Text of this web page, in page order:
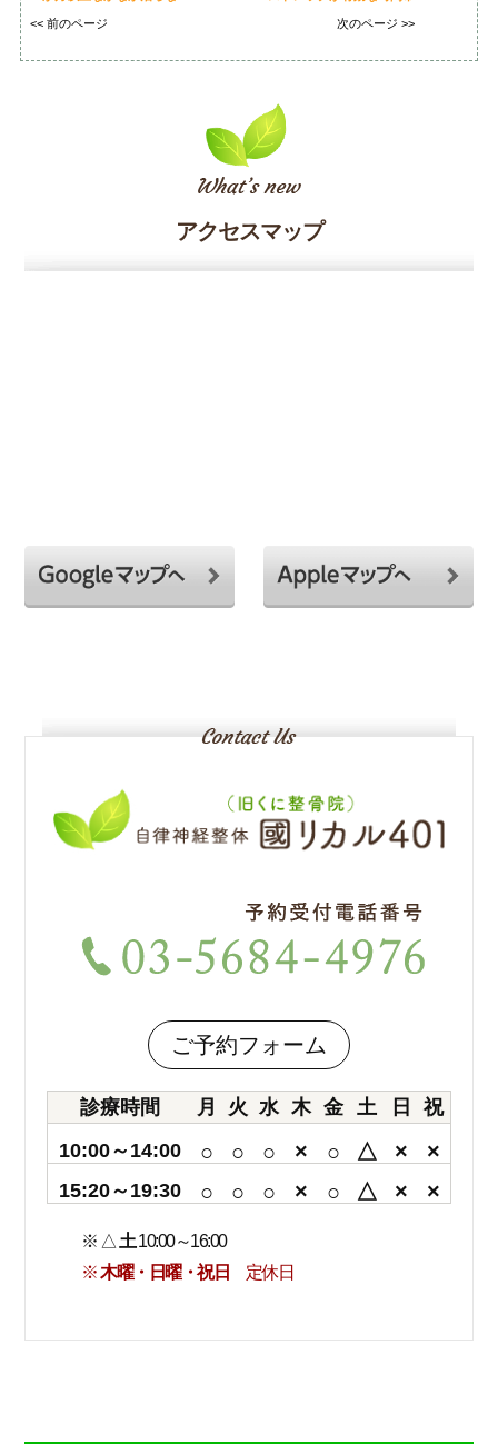
<< 前のページ 次のページ >>
アクセスマップ
ご予約フォーム
診療時間 月 火 水 木 金 土 日
祝
10:00～14:00
○ ○ ○ × ○ △ × ×
15:20～19:30 ○ ○ ○ × ○ △ × ×
※ △ 土10:00～16:00
※木曜・日曜・祝日 定休日